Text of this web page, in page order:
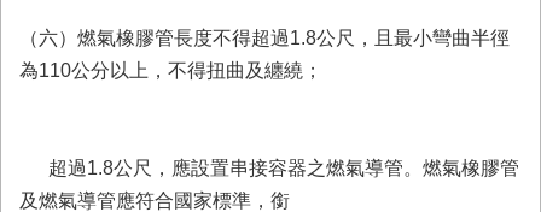
（六）燃氣橡膠管長度不得超過1.8公尺，且最小彎曲半徑
為110公分以上，不得扭曲及纏繞；
超過1.8公尺，應設置串接容器之燃氣導管。燃氣橡膠管
及燃氣導管應符合國家標準，銜